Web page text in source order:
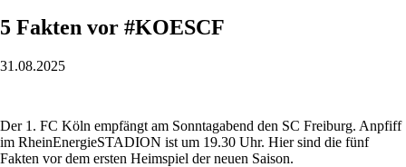
5 Fakten vor #KOESCF
31.08.2025
Der 1. FC Köln empfängt am Sonntagabend den SC Freiburg. Anpfiff
im RheinEnergieSTADION ist um 19.30 Uhr. Hier sind die fünf
Fakten vor dem ersten Heimspiel der neuen Saison.